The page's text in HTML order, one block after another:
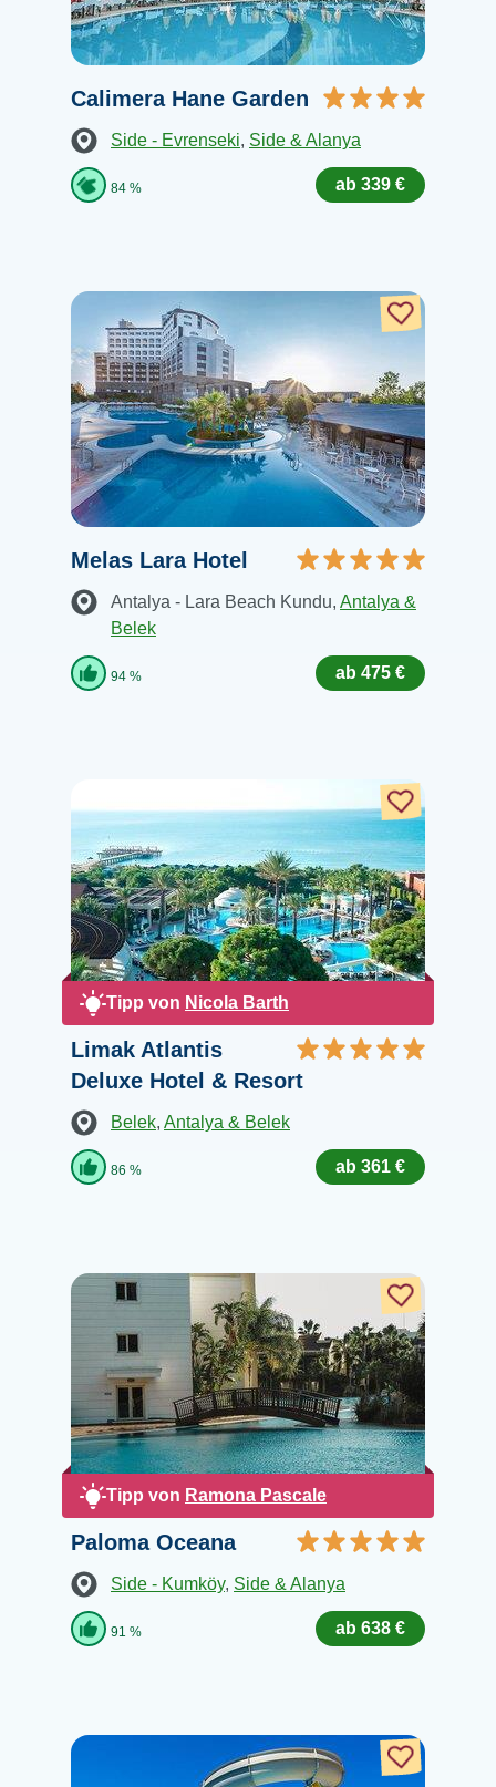
Calimera Hane Garden
Side - Evrenseki, Side & Alanya
84 % ab 339 €
Melas Lara Hotel
Antalya - Lara Beach Kundu, Antalya &
Belek
94 % ab 475 €
Tipp von Nicola Barth
Limak Atlantis
Deluxe Hotel & Resort
Belek, Antalya & Belek
86 % ab 361 €
Tipp von Ramona Pascale
Paloma Oceana
Side - Kumköy, Side & Alanya
91 % ab 638 €